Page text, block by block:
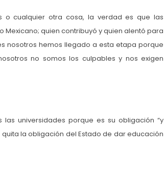
o cualquier otra cosa, la verdad es que las
Mexicano; quien contribuyó y quien alentó para
nosotros hemos llegado a esta etapa porque
no somos los culpables y nos exigen
universidades porque es su obligación “y
la obligación del Estado de dar educación